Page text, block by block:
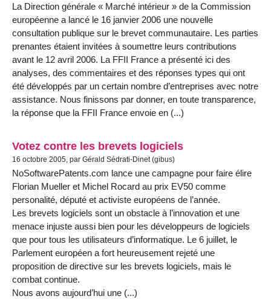
La Direction générale « Marché intérieur » de la Commission
européenne a lancé le 16 janvier 2006 une nouvelle
consultation publique sur le brevet communautaire. Les parties
prenantes étaient invitées à soumettre leurs contributions
avant le 12 avril 2006. La FFII France a présenté ici des
analyses, des commentaires et des réponses types qui ont
été développés par un certain nombre d’entreprises avec notre
assistance. Nous finissons par donner, en toute transparence,
la réponse que la FFII France envoie en (...)
Votez contre les brevets logiciels
16 octobre 2005, par Gérald Sédrati-Dinet (gibus)
NoSoftwarePatents.com lance une campagne pour faire élire
Florian Mueller et Michel Rocard au prix EV50 comme
personalité, député et activiste européens de l’année.
Les brevets logiciels sont un obstacle à l’innovation et une
menace injuste aussi bien pour les développeurs de logiciels
que pour tous les utilisateurs d’informatique. Le 6 juillet, le
Parlement européen a fort heureusement rejeté une
proposition de directive sur les brevets logiciels, mais le
combat continue.
Nous avons aujourd’hui une (...)